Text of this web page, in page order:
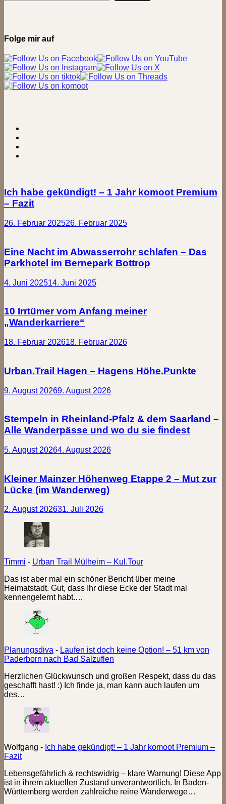
Folge mir auf
Ich habe gekündigt! – 1 Jahr komoot Premium
– Fazit
26. Februar 202526. Februar 2025
Eine Nacht im Abwasserrohr schlafen – Das
Parkhotel im Bernepark Bottrop
4. Juni 202514. Juni 2025
10 Irrtümer vom Anfang meiner
„Wanderkarriere“
18. Februar 202618. Februar 2026
Urban.Trail Hagen – Hagens Höhe.Punkte
9. August 20269. August 2026
Stempeln in Rheinland-Pfalz & dem Saarland –
Alle Wanderpässe und wo du sie findest
5. August 20264. August 2026
Kleiner Mainzer Höhenweg Etappe 2 – Mut zur
Lücke (im Wanderweg)
2. August 202631. Juli 2026
Timmi - Urban Trail Mülheim – Kul.Tour
Das ist aber mal ein schöner Bericht über meine
Heimatstadt. Gut, dass Ihr diese Ecke der Stadt mal
kennengelernt habt.…
Planungsdiva - Laufen ist doch keine Option! – 51 km von
Paderborn nach Bad Salzuflen
Herzlichen Glückwunsch und großen Respekt, dass du das
geschafft hast! :) Ich finde ja, man kann auch laufen um
des…
Wolfgang - Ich habe gekündigt! – 1 Jahr komoot Premium –
Fazit
Lebensgefährlich & rechtswidrig – klare Warnung! Diese App
ist in ihrem aktuellen Zustand unverantwortlich. In Baden-
Württemberg werden zahlreiche reine Wanderwege…